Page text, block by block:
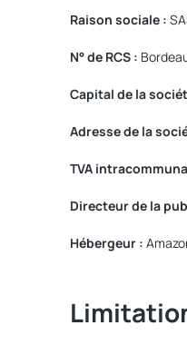
Raison sociale :
N° de RCS :
Capital de la
Adresse de la
TVA
Directeur de la
Hébergeur :